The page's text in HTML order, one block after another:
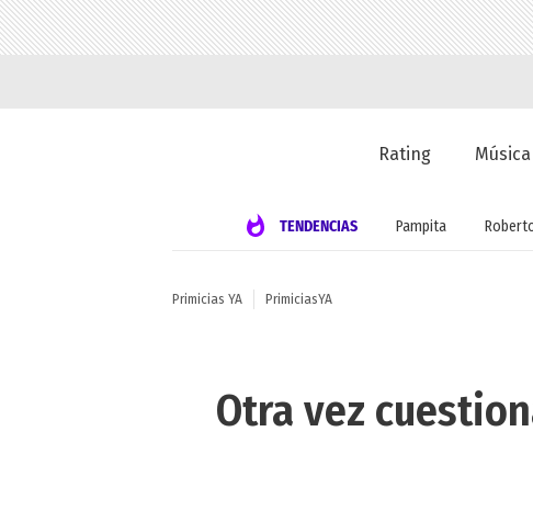
Rating Música
TENDENCIAS Pampita
Primicias YA PrimiciasYA
Otra vez